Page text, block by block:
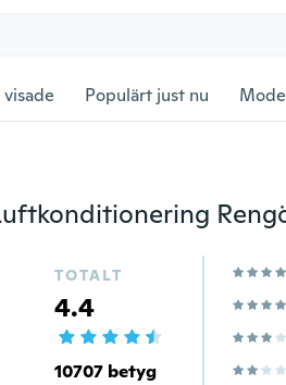
Populärt just nu Mode
TOTALT
4.4
10707 betyg